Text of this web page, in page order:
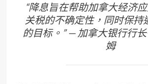
“降息旨在帮助加拿大经济
关税的不确定性，同时保持
的目标。” — 加拿大银行行
姆